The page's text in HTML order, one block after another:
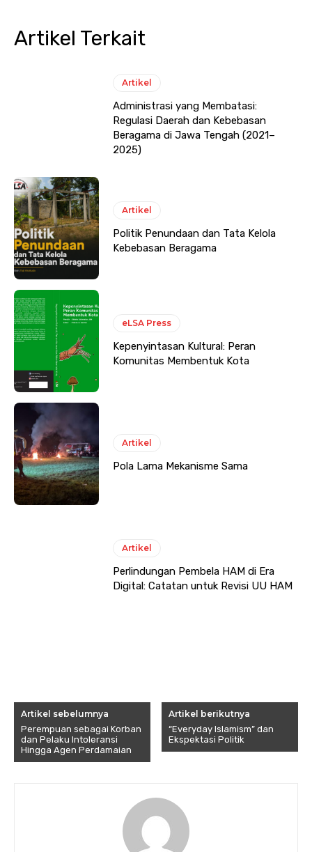
Artikel Terkait
Artikel
Administrasi yang Membatasi:
Regulasi Daerah dan Kebebasan
Beragama di Jawa Tengah (2021–
2025)
Artikel
Politik Penundaan dan Tata Kelola
Kebebasan Beragama
eLSA Press
Kepenyintasan Kultural: Peran
Komunitas Membentuk Kota
Artikel
Pola Lama Mekanisme Sama
Artikel
Perlindungan Pembela HAM di Era
Digital: Catatan untuk Revisi UU HAM
Artikel sebelumnya
Perempuan sebagai Korban
dan Pelaku Intoleransi
Hingga Agen Perdamaian
Artikel berikutnya
“Everyday Islamism” dan
Ekspektasi Politik